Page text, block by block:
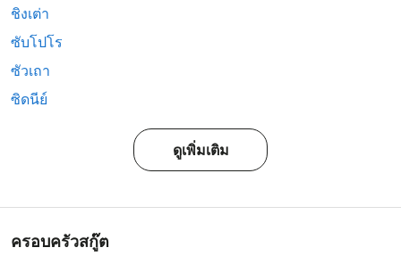
ชิงเต่า
ซับโปโร
ซัวเถา
ซิดนีย์
ดูเพิ่มเติม
ครอบครัวสกู๊ต